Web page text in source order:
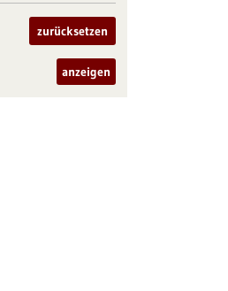
zurücksetzen
anzeigen